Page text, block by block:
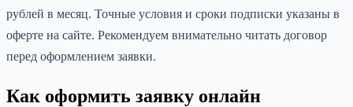
рублей в месяц. Точные условия и сроки подписки указаны в
оферте на сайте. Рекомендуем внимательно читать договор
перед оформлением заявки.
Как оформить заявку онлайн